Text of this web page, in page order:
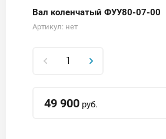
Вал коленчатый ФУУ80-07-00
Артикул: нет
49 900 руб.